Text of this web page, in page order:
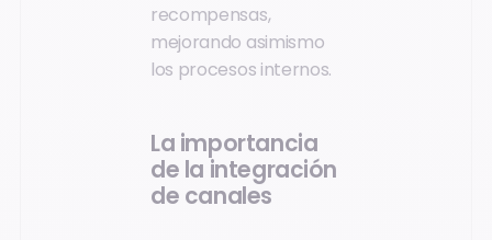
recompensas,
mejorando asimismo
los procesos internos.
La importancia
de la integración
de canales